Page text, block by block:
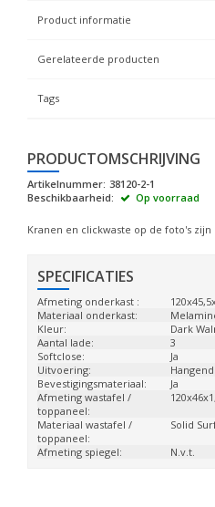
Product informatie
Gerelateerde producten
Tags
PRODUCTOMSCHRIJVING
Artikelnummer: 38120-2-1
Beschikbaarheid:
Op voorraad
Kranen en clickwaste op de foto's
SPECIFICATIES
Afmeting onderkast :
Materiaal onderkast:
Kleur:
Dark
Aantal lade:
3
Softclose:
Ja
Uitvoering:
Hangend
Bevestigingsmateriaal:
Ja
Afmeting wastafel /
toppaneel:
Materiaal wastafel /
toppaneel:
Solid
Afmeting spiegel:
N.v.t.